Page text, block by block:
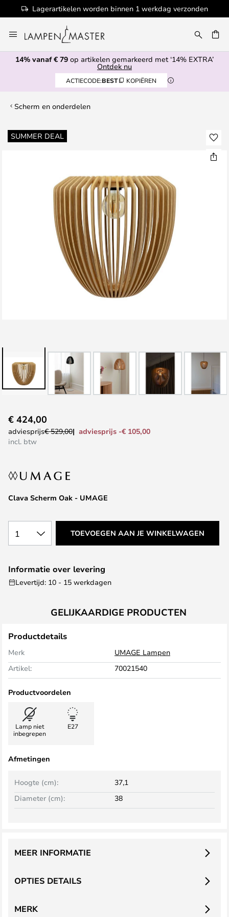
Lagerartikelen worden binnen 1 werkdag verzonden
naar
de
inhoud
14% vanaf € 79 op artikelen gemarkeerd met ‘14% EXTRA’
Ontdek nu
ACTIECODE:BEST KOPIËREN
Scherm en onderdelen
SUMMER DEAL
Ga
naar
afbeeldingen-
naar
het
de
gallerij
Clava Scherm Oak - UMAGE
€ 424,00
adviesprijs€ 529,00
adviesprijs -€ 105,00
incl. btw
1 TOEVOEGEN AAN JE WINKELWAGEN
Informatie over levering
Levertijd: 10 - 15 werkdagen
GELIJKAARDIGE PRODUCTEN
Productdetails
Merk
UMAGE Lampen
Artikel:
70021540
Productvoordelen
Lamp niet
inbegrepen
E27
Afmetingen
Hoogte (cm):
37,1
Diameter (cm):
38
OPTIES DETAILS
MEER INFORMATIE
MERK